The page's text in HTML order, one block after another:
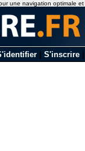
S'inscrire
une navigation optimale